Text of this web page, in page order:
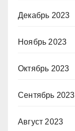
Декабрь 2023
Ноябрь 2023
Октябрь 2023
Сентябрь 2023
Август 2023